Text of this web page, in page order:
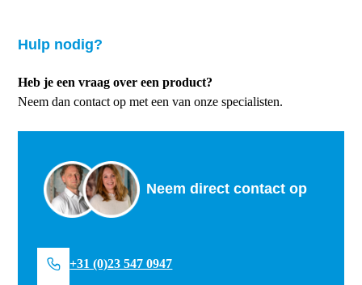
Hulp nodig?
Heb je een vraag over een product?
Neem dan contact op met een van onze specialisten.
Neem direct contact op
+31 (0)23 547 0947